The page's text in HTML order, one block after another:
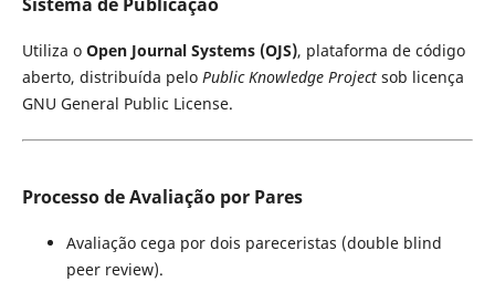
Utiliza o Open Journal Systems (OJS), plataforma de código
aberto, distribuída pelo Public Knowledge Projectsob licença
GNU General Public License.
Processo de Avaliação por Pares
Avaliação cega por dois pareceristas (double blind
peer review).